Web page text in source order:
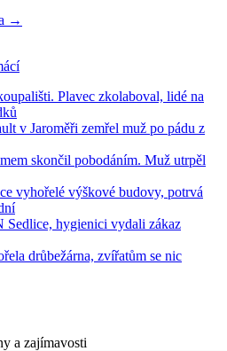
→
Plavec zkolaboval, lidé na
v Jaroměři zemřel muž po pádu z
skončil pobodáním. Muž utrpěl
vyhořelé výškové budovy, potrvá
Sedlice, hygienici vydali zákaz
drůbežárna, zvířatům se nic
a zajímavosti